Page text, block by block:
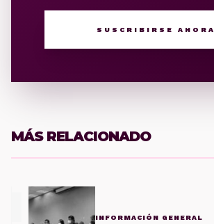
SUSCRIBIRSE AHORA
MÁS RELACIONADO
INFORMACIÓN GENERAL